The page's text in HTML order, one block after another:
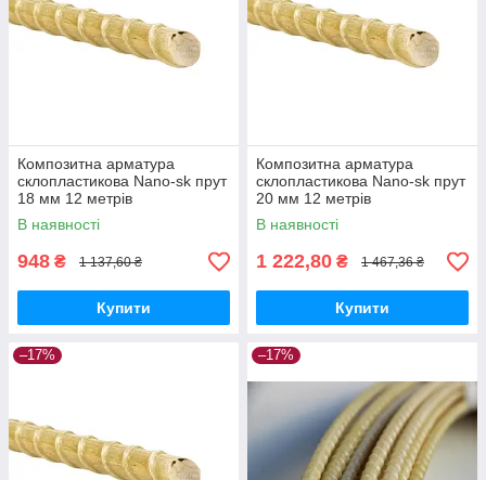
Композитна арматура
склопластикова Nano-sk прут
18 мм 12 метрів
В наявності
948 ₴ 1 137,60 ₴
Купити
Композитна арматура
склопластикова Nano-sk прут
20 мм 12 метрів
В наявності
1 222,80 ₴ 1 467,36 ₴
Купити
–17% –17%